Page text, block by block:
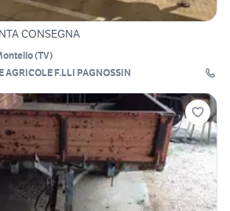
CONSEGNA
(TV)
AGRICOLE F.LLI PAGNOSSIN